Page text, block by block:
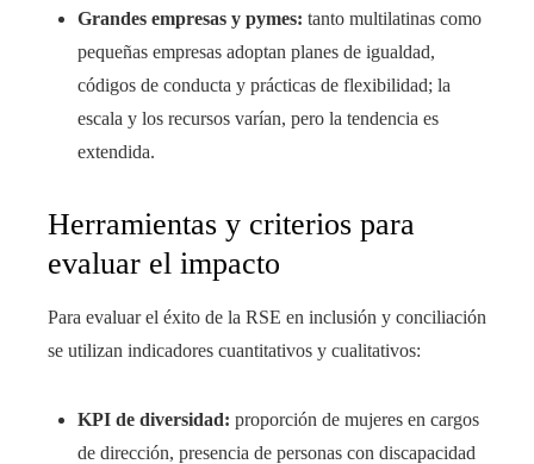
Grandes empresas y pymes: tanto multilatinas como
pequeñas empresas adoptan planes de igualdad,
códigos de conducta y prácticas de flexibilidad; la
escala y los recursos varían, pero la tendencia es
extendida.
Herramientas y criterios para
evaluar el impacto
Para evaluar el éxito de la RSE en inclusión y conciliación
se utilizan indicadores cuantitativos y cualitativos:
KPI de diversidad: proporción de mujeres en cargos
de dirección, presencia de personas con discapacidad